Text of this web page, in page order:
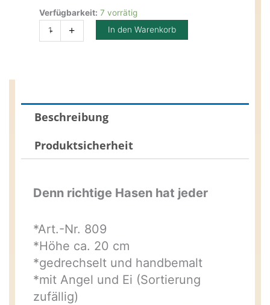
Verfügbarkeit: 7 vorrätig
-
Billy
Osterhasenkostüm
+ In den Warenkorb
Beschreibung
Produktsicherheit
Denn richtige Hasen hat jeder
*Art.-Nr. 809
*Höhe ca. 20 cm
*gedrechselt und handbemalt
*mit Angel und Ei (Sortierung
zufällig)